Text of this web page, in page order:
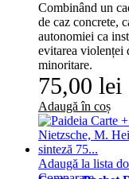
Combinând un
de caz concrete,
autonomiei ca
evitarea violenței
minoritare.
75,00 lei
Adaugă în coș
Adaugă la lista